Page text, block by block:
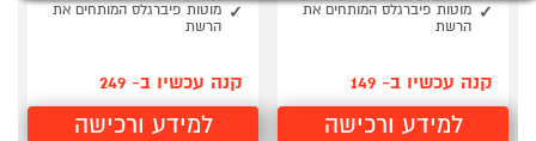
מוטות פיברגלס המותחים את
הרשת
קנה עכשיו ב- 149
למידע ורכישה
מוטות פיברגלס המותחים את
הרשת
קנה עכשיו ב- 249
למידע ורכישה